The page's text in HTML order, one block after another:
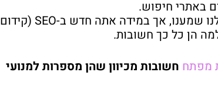
באתרי חיפוש.
– "מילת מפתח" הוא מונח פופולרי שכולנו שמענו, אך במידה אתה חדש ב-SEO (קידום
הן כל כך חשובות.
מפתח חשובות מכיוון שהן מספרות למנועי